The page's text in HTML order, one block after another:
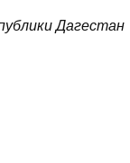
Дагестан